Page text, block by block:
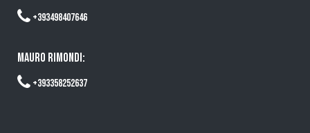
+393498407646
MAURO RIMONDI:
+393358252637